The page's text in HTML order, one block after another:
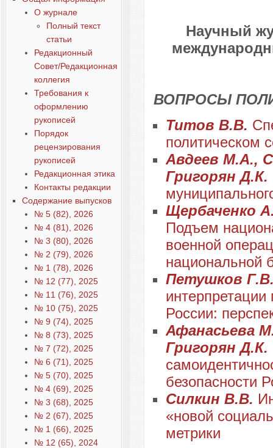
О журнале
Полный текст
статьи
Редакционный
Совет/Редакционная
коллегия
Требования к
оформлению
рукописей
Порядок
рецензирования
рукописей
Редакционная этика
Контакты редакции
Содержание выпусков
№ 5 (82), 2026
№ 4 (81), 2026
№ 3 (80), 2026
№ 2 (79), 2026
№ 1 (78), 2026
№ 12 (77), 2025
№ 11 (76), 2025
№ 10 (75), 2025
№ 9 (74), 2025
№ 8 (73), 2025
№ 7 (72), 2025
№ 6 (71), 2025
№ 5 (70), 2025
№ 4 (69), 2025
№ 3 (68), 2025
№ 2 (67), 2025
№ 1 (66), 2025
№ 12 (65), 2024
Научный
ВОПРОСЫ
Титов В.В.
политическом
Авдеев М.А.,
Григорян Д.К.
Щербаченко
Подъем
военной
национальной
Петушков
интерпретации
России:
Афанасьева
Григорян Д.К.
безопасности
Силкин В.В.
«новой
метрики